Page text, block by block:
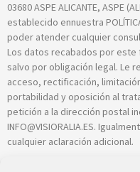
03680 ASPE ALICANTE, ASPE
establecido ennuestra
poder atender cualquier
Los datos recabados por
salvo por obligación legal. Le
acceso, rectificación,
portabilidad y oposición al
petición a la dirección postal
INFO@VISIORALIA.ES.
cualquier aclaración adicional.